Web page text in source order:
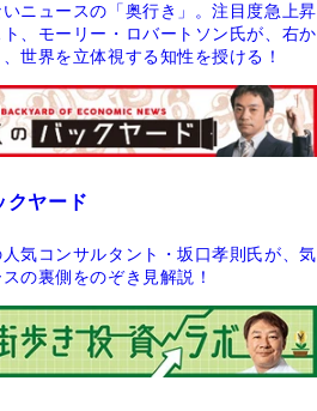
ニュースの「奥行き」。注目度急上昇
、モーリー・ロバートソン氏が、右か
世界を立体視する知性を授ける！
クヤード
気コンサルタント・坂口孝則氏が、気
の裏側をのぞき見解説！